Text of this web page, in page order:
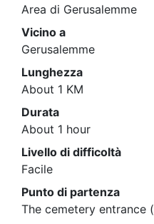
Area di Gerusalemme
Vicino a
Gerusalemme
Lunghezza
About 1 KM
Durata
About 1 hour
Livello di difficoltà
Facile
Punto di partenza
The cemetery entrance (